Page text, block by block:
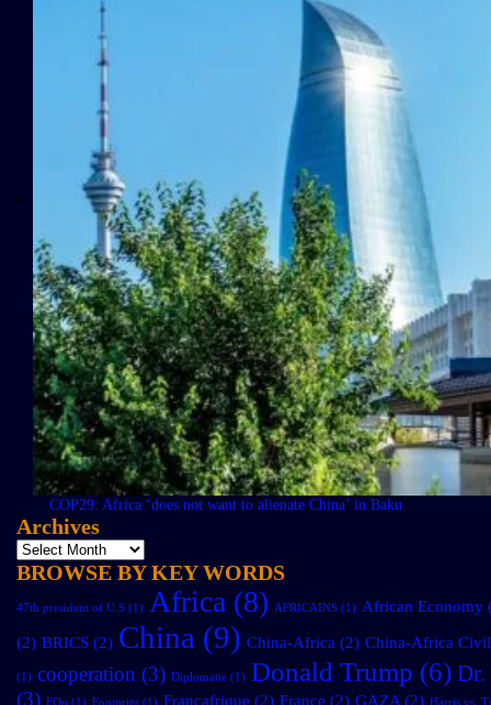
COP29: Africa ‘does not want to alienate China’ in Baku
Archives
BROWSE BY KEY WORDS
47th president of U.S (1) Africa (8) AFRICAINS (1) African Economy
(2) BRICS (2) China (9) China-Africa (2) China-Africa
(1) cooperation (3) Diplomatie (1) Donald Trump (6)
(3) FOo (1) Footprint (1) Francafrique (2) France (2) GAZA (2) Harris vs.